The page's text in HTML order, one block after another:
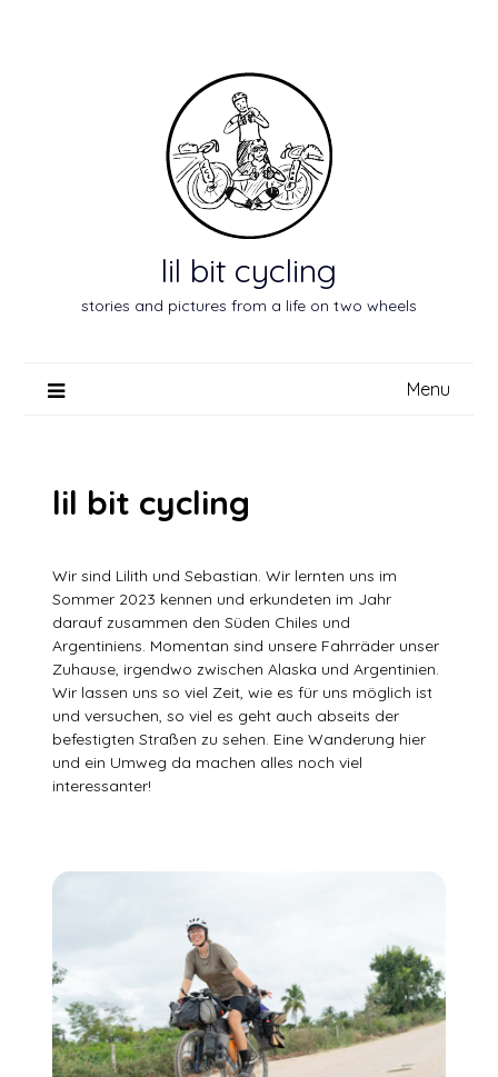
lil bit cycling
stories and pictures from a life on two wheels
Menu
lil bit cycling
Wir sind Lilith und Sebastian. Wir lernten uns im
Sommer 2023 kennen und erkundeten im Jahr
darauf zusammen den Süden Chiles und
Argentiniens. Momentan sind unsere Fahrräder unser
Zuhause, irgendwo zwischen Alaska und Argentinien.
Wir lassen uns so viel Zeit, wie es für uns möglich ist
und versuchen, so viel es geht auch abseits der
befestigten Straßen zu sehen. Eine Wanderung hier
und ein Umweg da machen alles noch viel
interessanter!